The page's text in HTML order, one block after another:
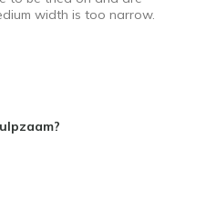
to sizewidth is too narrow.